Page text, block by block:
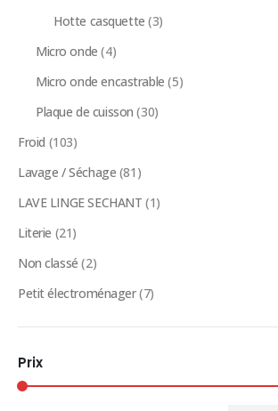
Hotte casquette (3)
Micro onde (4)
Micro onde encastrable (5)
Plaque de cuisson (30)
Froid (103)
Lavage / Séchage (81)
LAVE LINGE SECHANT (1)
Literie (21)
Non classé (2)
Petit électroménager(7)
Prix